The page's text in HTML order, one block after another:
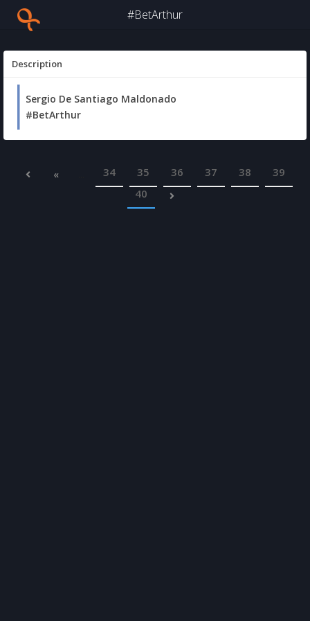
#BetArthur
Description
Sergio De Santiago Maldonado
#BetArthur
« 34 35 36 37 38
39
40